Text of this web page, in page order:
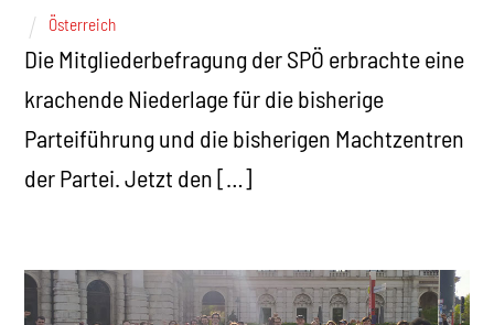
Österreich
Die Mitgliederbefragung der SPÖ erbrachte eine
krachende Niederlage für die bisherige
Parteiführung und die bisherigen Machtzentren
der Partei. Jetzt den […]